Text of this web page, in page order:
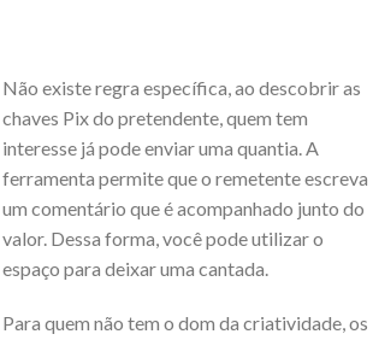
Não existe regra específica, ao descobrir as
chaves Pix do pretendente, quem tem
interesse já pode enviar uma quantia. A
ferramenta permite que o remetente escreva
um comentário que é acompanhado junto do
valor. Dessa forma, você pode utilizar o
espaço para deixar uma cantada.
Para quem não tem o dom da criatividade, os